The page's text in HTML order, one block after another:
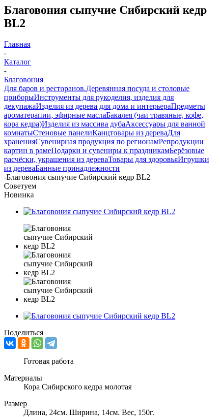
Благовония сыпучие Сибирский кедр
BL2
Главная
-
Каталог
-
Благовония
Для баров и ресторанов.Деревянная посуда и столовые
приборыИнструменты для рукоделия, изделия для
декупажаИзделия из дерева для дома и интерьераПредметы
ароматерапии, эфирные маслаБакалея (чаи травяные, кофе,
кора кедра)Изделия из массива дубаАксессуары для ванной
комнатыСтеновые панелиКанцтовары из дереваДля
храненияСувенирная продукция по регионамРепродукции
картин в рамеПодарки и сувениры к праздникамБерёзовые
расчёски, украшения из дереваТовары для здоровьяИгрушки
из дереваБанные принадлежности
-Благовония сыпучие Сибирский кедр BL2
Советуем
Новинка
Поделиться
Готовая работа
Материалы
Кора Сибирского кедра молотая
Размер
Длина, 24см. Ширина, 14см. Вес, 150г.